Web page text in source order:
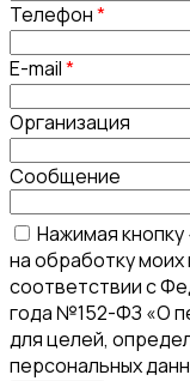
Телефон*
E-mail*
Организация
Сообщение
Нажимая
на обработку моих
соответствии с
года №152-ФЗ «О
для целей,
персональных